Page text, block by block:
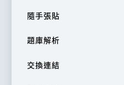
隨手張貼
題庫解析
交換連結